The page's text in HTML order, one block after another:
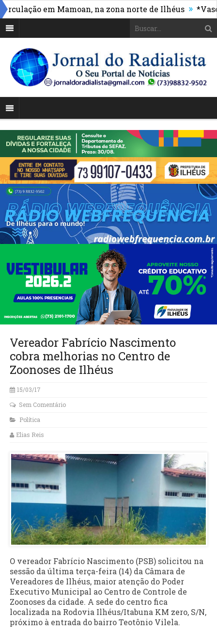
em Mamoan, na zona norte de Ilhéus » *Vasco
Vereador Fabrício Nascimento
cobra melhorias no Centro de
Zoonoses de Ilhéus
15/03/17
Sem Comentário
Política
Elias Reis
O vereador Fabrício Nascimento (PSB) solicitou na
sessão da última terça-feira (14) da Câmara de
Vereadores de Ilhéus, maior atenção do Poder
Executivo Municipal ao Centro de Controle de
Zoonoses da cidade. A sede do centro fica
localizada na Rodovia Ilhéus/Itabuna KM zero, S/N,
próximo à entrada do bairro Teotônio Vilela.